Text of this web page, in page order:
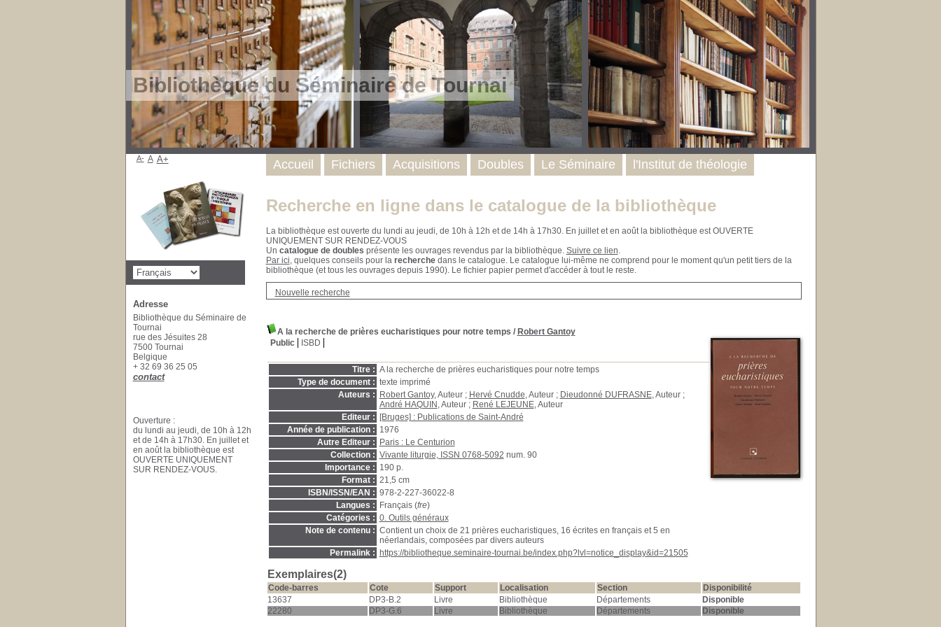
Bibliothèque du Séminaire de Tournai
Recherche en ligne dans le catalogue de la bibliothèque
La bibliothèque est ouverte du lundi au jeudi, de 10h à 12h et de 14h à 17h30. En juillet et en août la bibliothèque est OUVERTE
UNIQUEMENT SUR RENDEZ-VOUS
Un catalogue de doubles présente les ouvrages revendus par la bibliothèque. Suivre ce lien.
Par ici, quelques conseils pour la recherchedans le catalogue. Le catalogue lui-même ne comprend pour le moment qu'un petit tiers de la
bibliothèque (et tous les ouvrages depuis 1990). Le fichier papier permet d'accéder à tout le reste.
Nouvelle recherche
A la recherche de prières eucharistiques pour notre temps / Robert Gantoy
Public
ISBD
Titre : A la recherche de prières eucharistiques pour notre temps
Type de document : texte imprimé
Auteurs :
Robert Gantoy, Auteur ; Hervé Cnudde, Auteur ; Dieudonné DUFRASNE, Auteur ;
André HAQUIN , Auteur ; René LEJEUNE, Auteur
Editeur :
[Bruges] : Publications de Saint-André
Année de publication : 1976
Autre Editeur :
Paris : Le Centurion
Collection : Vivante liturgie, ISSN 0768-5092 num. 90
Importance : 190 p.
Format : 21,5 cm
ISBN/ISSN/EAN : 978-2-227-36022-8
Langues :
Français (fre)
Catégories : 0. Outils généraux
Note de contenu : Contient un choix de 21 prières eucharistiques, 16 écrites en français et 5 en
néerlandais, composées par divers auteurs
Permalink :
https://bibliotheque.seminaire-tournai.be/index.php?lvl=notice_display&id=21505
Exemplaires(2)
Code-barres Cote Support Localisation Section
Disponibilité
13637
DP3-B.2 Livre Bibliothèque Départements
Disponible
22280
DP3-G.6 Livre Bibliothèque Départements Disponible
Accueil Fichiers Acquisitions Doubles Le Séminaire l'Institut de théologie
A- A A+
Adresse
Bibliothèque du Séminaire de
Tournai
rue des Jésuites 28
7500 Tournai
Belgique
+ 32 69 36 25 05
contact
Ouverture :
du lundi au jeudi, de 10h à 12h
et de 14h à 17h30. En juillet et
en août la bibliothèque est
OUVERTE UNIQUEMENT
SUR RENDEZ-VOUS.